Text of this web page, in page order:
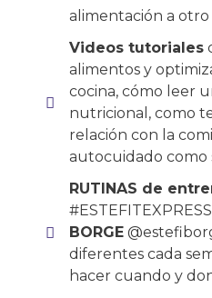
alimentación a otro
Videos tutoriales
alimentos y
cocina, cómo leer
nutricional, como
relación con la
autocuidado como
RUTINAS de
BORGE
diferentes cada
hacer cuando y